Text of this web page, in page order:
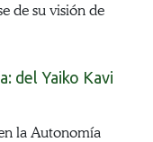
de su visión de
del Yaiko Kavi
la Autonomía